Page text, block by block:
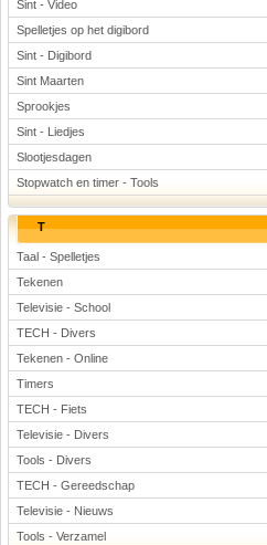
Sint - Video
Spelletjes op het digibord
Sint - Digibord
Sint Maarten
Sprookjes
Sint - Liedjes
Slootjesdagen
Stopwatch en timer - Tools
T
Taal - Spelletjes
Tekenen
Televisie - School
TECH - Divers
Tekenen - Online
Timers
TECH - Fiets
Televisie - Divers
Tools - Divers
TECH - Gereedschap
Televisie - Nieuws
Tools - Verzamel